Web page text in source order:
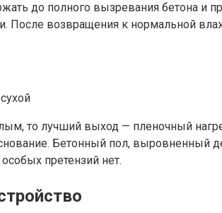
до полного вызревания бетона и
После возвращения к нормальной
то лучший выход — пленочный
Бетонный пол, выровненный
претензий нет.